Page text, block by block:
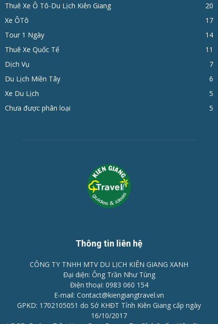
Thuê Xe Ô Tô-Du Lịch Kiên Giang
20
Xe ÔTô
17
Tour 1 Ngày
14
Thuê Xe Quốc Tế
11
Dịch Vụ
7
Du Lịch Miền Tây
6
Xe Du Lịch
5
Chưa được phân loại
5
Thông tin liên hệ
CÔNG TY TNHH MTV DU LỊCH KIÊN GIANG XANH
Đại diện: Ông Trần Như Tùng
Điện thoại: 0983 060 154
E-mail: Contact@kiengiangtravel.vn
GPKD: 1702105051 do Sở KHĐT Tỉnh Kiên Giang cấp ngày
16/10/2017